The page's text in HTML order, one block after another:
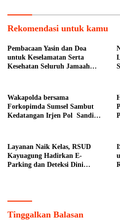
Rekomendasi untuk kamu
Pembacaan Yasin dan Doa
untuk Keselamatan Serta
Kesehatan Seluruh Jamaah
Wakapolda bersama
Forkopimda Sumsel Sambut
Kedatangan Irjen Pol Sandi
Layanan Naik Kelas, RSUD
Kayuagung Hadirkan E-
Parking dan Deteksi Dini
Tinggalkan Balasan